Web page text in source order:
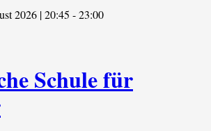
2026 | 20:45 -23:00
Schule für